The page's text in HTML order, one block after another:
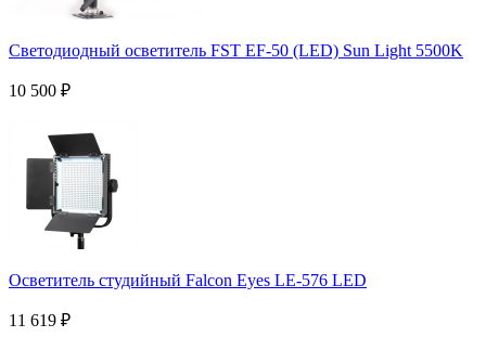
Светодиодный осветитель FST EF-50 (LED) Sun Light 5500K
10 500 ₽
Осветитель студийный Falcon Eyes LE-576 LED
11 619 ₽